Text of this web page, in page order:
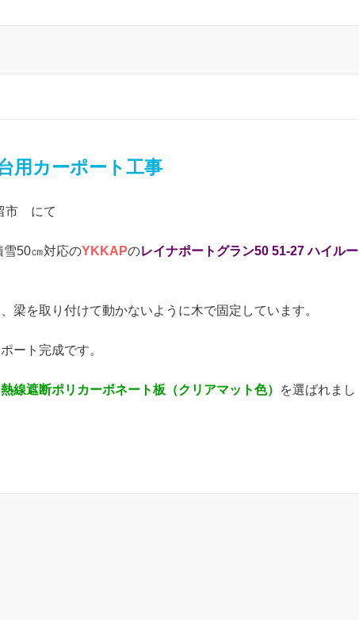
用カーポート工事
市 にて
雪50㎝対応のYKKAPのレイナポートグラン50 51-27 ハイルー
梁を取り付けて動かないように木で固定しています。
ート完成です。
熱線遮断ポリカーボネート板（クリアマット色）
を選ばれまし